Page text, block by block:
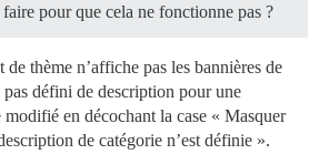
pour que cela ne fonctionne pas ?
thème n’affiche pas les bannières de
pas défini de description pour une
en décochant la case « Masquer
de catégorie n’est définie ».